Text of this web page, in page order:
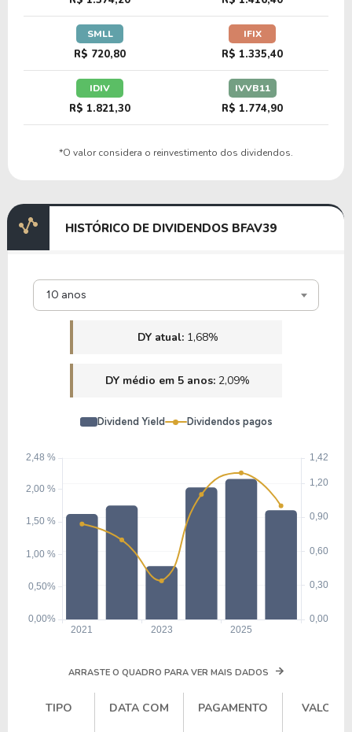
SMLL
R$ 720,80
IFIX
R$ 1.335,40
IDIV
R$ 1.821,30
IVVB11
R$ 1.774,90
*O valor considera o reinvestimento dos dividendos.
HISTÓRICO DE DIVIDENDOS BFAV39
10 anos
DY atual: 1,68%
DY médio em 5 anos: 2,09%
Dividend Yield Dividendos pagos
ARRASTE O QUADRO PARA VER MAIS DADOS
TIPO DATA COM PAGAMENTO
VALOR